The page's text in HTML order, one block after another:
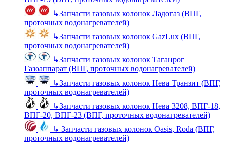
↳Запчасти газовых колонок Ладогаз (ВПГ,
проточных водонагревателей)
↳Запчасти газовых колонок GazLux (ВПГ,
проточных водонагревателей)
↳Запчасти газовых колонок Таганрог
Газоаппарат (ВПГ, проточных водонагревателей)
↳Запчасти газовых колонок Нева Транзит (ВПГ,
проточных водонагревателей)
↳Запчасти газовых колонок Нева 3208, ВПГ-18,
ВПГ-20, ВПГ-23 (ВПГ, проточных водонагревателей)
↳ Запчасти газовых колонок Oasis, Roda (ВПГ,
проточных водонагревателей)